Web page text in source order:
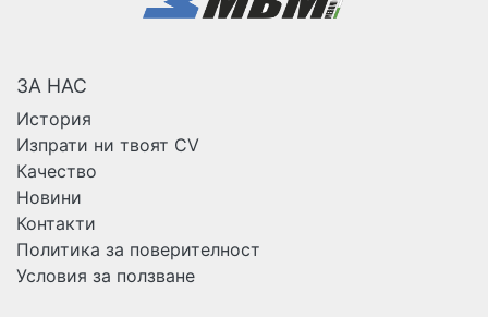
ЗА НАС
История
Изпрати ни твоят CV
Качество
Новини
Контакти
Политика за поверителност
Условия за ползване